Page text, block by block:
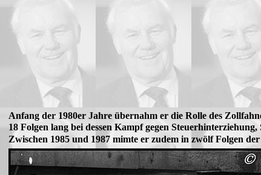
Anfang der 1980er Jahre übernahm er die Rolle des
18 Folgen lang bei dessen Kampf gegen
Zwischen 1985 und 1987 mimte er zudem in zwölf Folgen